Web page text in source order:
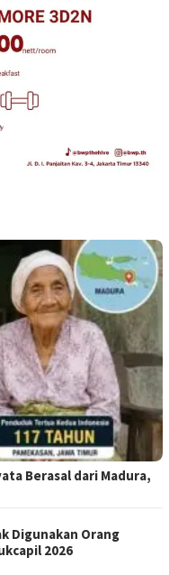
Berasal dari Madura,
Digunakan Orang
2026